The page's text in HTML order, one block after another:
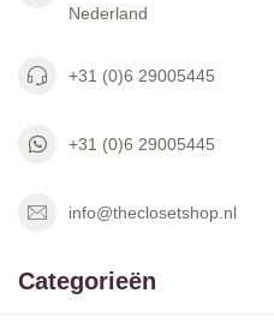
Nederland
+31 (0)6 29005445
+31 (0)6 29005445
info@theclosetshop.nl
Categorieën